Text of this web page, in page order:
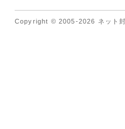
Copyright © 2005-2026 ネット